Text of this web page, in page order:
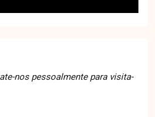
nos pessoalmente para visita-